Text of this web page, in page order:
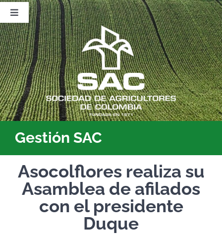
Saltar
contenido
Toggle
Navigation
Nosotros
Publicaciones
Sala de Prensa
Eventos
Gestión SAC
Asocolflores realiza su
Asamblea de afilados
con el presidente
Duque